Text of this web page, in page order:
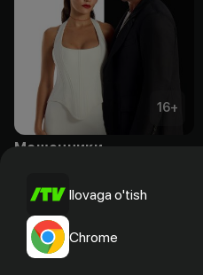
16+
Мошенники
Ilovaga o'tish
Chrome